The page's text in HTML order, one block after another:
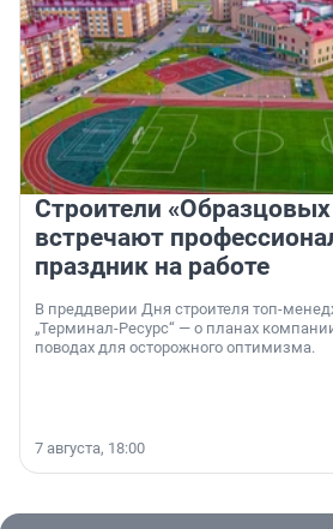
Строители
встречают
праздник на работе
В преддверии Дня строителя топ-
„Терминал-Ресурс“ — о планах
поводах для осторожного оптимизма.
7 августа, 18:00